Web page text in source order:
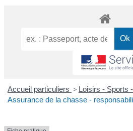
Accueil particuliers > Loisirs - Sports
Assurance de la chasse -